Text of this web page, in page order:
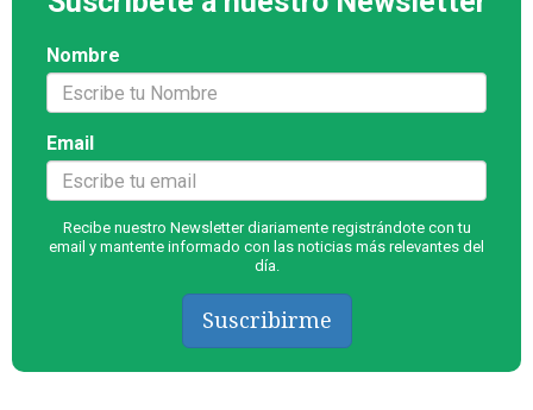
Nombre
Email
Recibe nuestro Newsletter diariamente registrándote con tu
email y mantente informado con las noticias más relevantes del
día.
Suscribirme